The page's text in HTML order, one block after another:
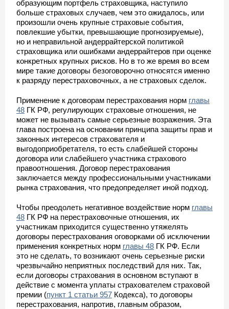
образующим портфель страховщика, наступило
больше страховых случаев, чем это ожидалось, или
произошли очень крупные страховые события,
повлекшие убытки, превышающие прогнозируемые),
но и неправильной андеррайтерской политикой
страховщика или ошибками андеррайтеров при оценке
конкретных крупных рисков. Но в то же время во всем
мире такие договоры безоговорочно относятся именно
к разряду перестраховочных, а не страховых сделок.
Применение к договорам перестрахования норм главы
48 ГК РФ, регулирующих страховые отношения, не
может не вызывать самые серьезные возражения. Эта
глава построена на основании принципа защиты прав и
законных интересов страхователя и
выгодоприобретателя, то есть слабейшей стороны
договора или слабейшего участника страхового
правоотношения. Договор перестрахования
заключается между профессиональными участниками
рынка страхования, что предопределяет иной подход.
Чтобы преодолеть негативное воздействие норм главы
48 ГК РФ на перестраховочные отношения, их
участникам приходится существенно утяжелять
договоры перестрахования оговорками об исключении
применения конкретных норм главы 48 ГК РФ. Если
это не сделать, то возникают очень серьезные риски
чрезвычайно неприятных последствий для них. Так,
если договоры страхования в основном вступают в
действие с момента уплаты страхователем страховой
премии (пункт 1 статьи 957 Кодекса), то договоры
перестрахования, напротив, главным образом,